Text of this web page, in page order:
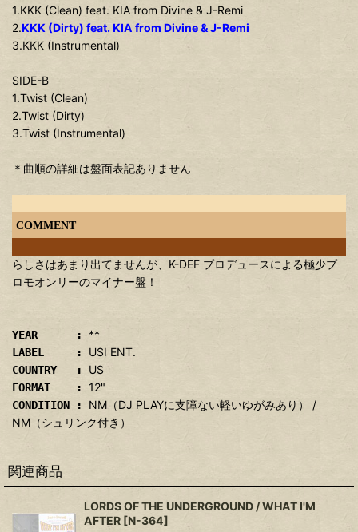
1.KKK (Clean) feat. KIA from Divine & J-Remi
2.KKK (Dirty) feat. KIA from Divine & J-Remi
3.KKK (Instrumental)
SIDE-B
1.Twist (Clean)
2.Twist (Dirty)
3.Twist (Instrumental)
＊曲順の詳細は盤面表記ありません
COMMENT
らしさはあまり出てませんが、K-DEF プロデュースによる極少プ
ロモオンリーのマイナー盤！
YEAR : **
LABEL : USI ENT.
COUNTRY : US
FORMAT : 12"
CONDITION : NM（DJ PLAYに支障ない軽いゆがみあり） /
NM（シュリンク付き）
関連商品
LORDS OF THE UNDERGROUND / WHAT I'M
AFTER [N-364]